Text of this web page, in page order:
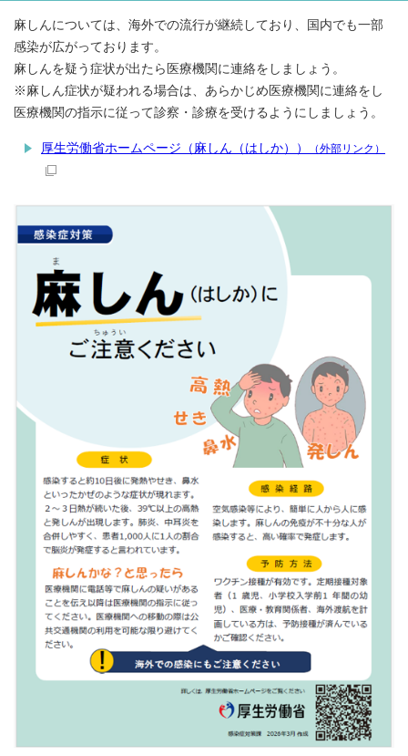
麻しんについては、海外での流行が継続しており、国内でも一部
感染が広がっております。
麻しんを疑う症状が出たら医療機関に連絡をしましょう。
※麻しん症状が疑われる場合は、あらかじめ医療機関に連絡をし
医療機関の指示に従って診察・診療を受けるようにしましょう。
厚生労働省ホームページ（麻しん（はしか）） （外部リンク）